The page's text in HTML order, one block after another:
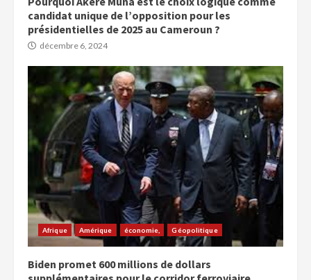
candidat unique de l’opposition pour les
présidentielles de 2025 au Cameroun ?
décembre 6, 2024
Afrique Amérique économie, Géopolitique
Biden promet 600 millions de dollars